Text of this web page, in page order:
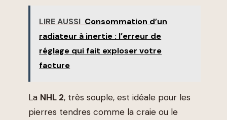
LIRE AUSSI Consommation d’un
radiateur à inertie : l’erreur de
réglage qui fait exploser votre
facture
La NHL 2, très souple, est idéale pour les
pierres tendres comme la craie ou le